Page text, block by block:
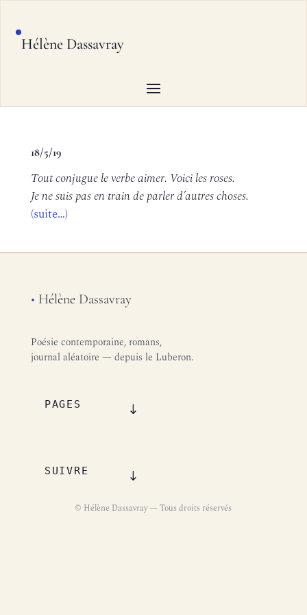
Hélène Dassavray
18/5/19
Tout conjugue le verbe aimer. Voici les roses.
Je ne suis pas en train de parler d’autres choses.
(suite…)
• Hélène Dassavray
Poésie contemporaine, romans,
journal aléatoire — depuis le Luberon.
PAGES
SUIVRE
© Hélène Dassavray — Tous droits réservés